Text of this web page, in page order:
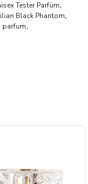
Tester Parfüm,
Black Phantom,
parfum,